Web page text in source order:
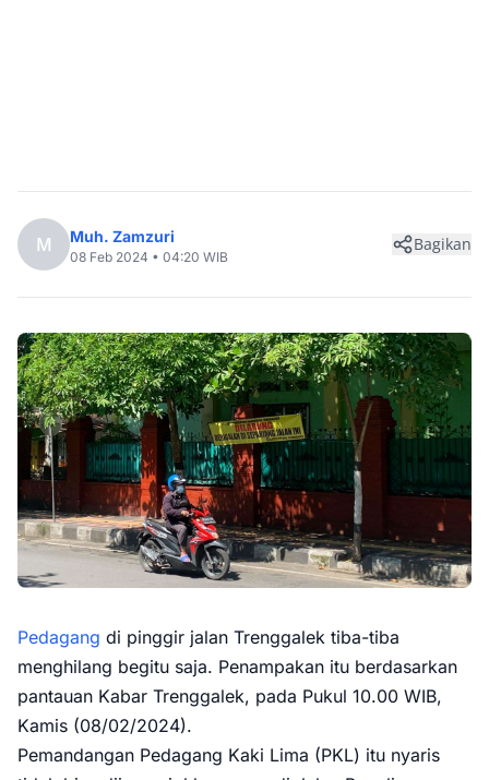
M Muh. Zamzuri
08 Feb 2024 • 04:20 WIB
Bagikan
Pedagang di pinggir jalan Trenggalek tiba-tiba
menghilang begitu saja. Penampakan itu berdasarkan
pantauan Kabar Trenggalek, pada Pukul 10.00 WIB,
Kamis (08/02/2024).
Pemandangan Pedagang Kaki Lima (PKL) itu nyaris